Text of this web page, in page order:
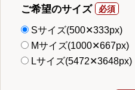
ご希望のサイズ
Sサイズ(500✕333px)
Mサイズ(1000✕667px)
Lサイズ(5472✕3648px)